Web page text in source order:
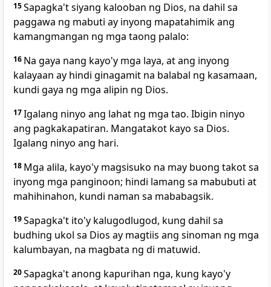
15Sapagka'tsiyang kalooban ng Dios, na dahil sa
paggawa ng mabuti ay inyong mapatahimik ang
kamangmangan ng mga taong palalo:
16 Na gaya nang kayo'y mga laya, at ang inyong
kalayaan ay hindi ginagamit na balabal ng kasamaan,
kundi gaya ng mga alipin ng Dios.
17Igalang ninyo ang lahat ng mga tao. Ibigin ninyo
ang pagkakapatiran. Mangatakot kayo sa Dios.
Igalang ninyo ang hari.
18 Mga alila, kayo'y magsisuko na may buong takot sa
inyong mga panginoon; hindi lamang sa mabubuti at
mahihinahon, kundi naman sa mababagsik.
19Sapagka't ito'y kalugodlugod, kung dahil sa
budhing ukol sa Dios ay magtiis ang sinoman ng mga
kalumbayan, na magbata ng di matuwid.
20Sapagka'tanong kapurihan nga, kung kayo'y